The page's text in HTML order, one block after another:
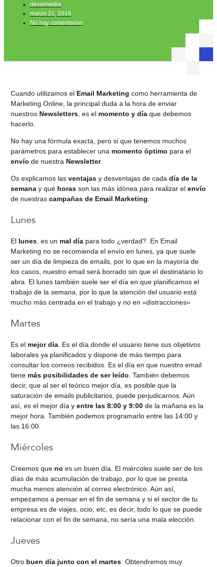
develmedia
marzo 21, 2016
No hay comentarios
Cuando utilizamos el Email Marketing como herramienta de
Marketing Online, la principal duda a la hora de enviar
nuestros Newsletters , es el momento y día que debemos
hacerlo.
No hay una fórmula exacta, pero si que tenemos muchos
parámetros para establecer una momento óptimo para el
envío de nuestra Newsletter.
Os explicamos las ventajas y desventajas de cada día de la
semana y qué horas son las más idónea para realizar el envío
de nuestras campañas de Email Marketing
Lunes
El lunes , es un mal día para todo ¿verdad?. En Email
Marketing no se recomienda el envío en lunes, ya que suele
ser un día de limpieza de emails, por lo que en la mayoría de
los casos, nuestro email será borrado sin que el destinatario lo
abra. El lunes también suele ser el día en que planificamos el
trabajo de la semana, por lo que la atención del usuario está
mucho más centrada en el trabajo y no en «distracciones»
Martes
Es el mejor día . Es el día donde el usuario tiene sus objetivos
laborales ya planificados y dispone de más tiempo para
consultar los correos recibidos. Es el día en que nuestro email
tiene más posibilidades de ser leído . También debemos
decir, que al ser el teórico mejor día, es posible que la
saturación de emails publicitarios, puede perjudicarnos. Aún
así, es el mejor día y entre las 8:00 y 9:00 de la mañana es la
mejor hora. También podemos programarlo entre las 14:00 y
las 16:00.
Miércoles
Creemos que no es un buen día. El miércoles suele ser de los
días de más acumulación de trabajo, por lo que se presta
mucha menos atención al correo electrónico. Aún así,
empezamos a pensar en el fin de semana y si el sector de tu
empresa es de viajes, ocio, etc, es decir, todo lo que se puede
relacionar con el fin de semana, no sería una mala elección.
Jueves
Otro buen día junto con el martes . Obtendremos muy